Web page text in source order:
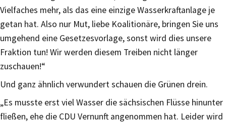
Vielfaches mehr, als das eine einzige Wasserkraftanlage je
getan hat. Also nur Mut, liebe Koalitionäre, bringen Sie uns
umgehend eine Gesetzesvorlage, sonst wird dies unsere
Fraktion tun! Wir werden diesem Treiben nicht länger
zuschauen!“
Und ganz ähnlich verwundert schauen die Grünen drein.
„Es musste erst viel Wasser die sächsischen Flüsse hinunter
fließen, ehe die CDU Vernunft angenommen hat. Leider wird